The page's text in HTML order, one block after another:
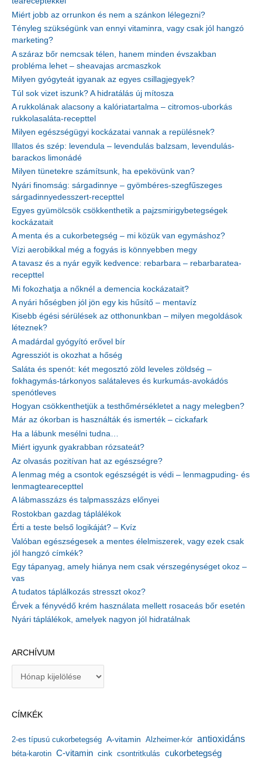
Miért jobb az orrunkon és nem a szánkon lélegezni?
Tényleg szükségünk van ennyi vitaminra, vagy csak jól hangzó
marketing?
A száraz bőr nemcsak télen, hanem minden évszakban
probléma lehet – sheavajas arcmaszkok
Milyen gyógyteát igyanak az egyes csillagjegyek?
Túl sok vizet iszunk? A hidratálás új mítosza
A rukkolának alacsony a kalóriatartalma – citromos-uborkás
rukkolasaláta-recepttel
Milyen egészségügyi kockázatai vannak a repülésnek?
Illatos és szép: levendula – levendulás balzsam, levendulás-
barackos limonádé
Milyen tünetekre számítsunk, ha epekövünk van?
Nyári finomság: sárgadinnye – gyömbéres-szegfűszeges
sárgadinnyedesszert-recepttel
Egyes gyümölcsök csökkenthetik a pajzsmirigybetegségek
kockázatait
A menta és a cukorbetegség – mi közük van egymáshoz?
Vízi aerobikkal még a fogyás is könnyebben megy
A tavasz és a nyár egyik kedvence: rebarbara – rebarbaratea-
recepttel
Mi fokozhatja a nőknél a demencia kockázatait?
A nyári hőségben jól jön egy kis hűsítő – mentavíz
Kisebb égési sérülések az otthonunkban – milyen megoldások
léteznek?
A madárdal gyógyító erővel bír
Agressziót is okozhat a hőség
Saláta és spenót: két megosztó zöld leveles zöldség –
fokhagymás-tárkonyos salátaleves és kurkumás-avokádós
spenótleves
Hogyan csökkenthetjük a testhőmérsékletet a nagy melegben?
Már az ókorban is használták és ismerték – cickafark
Ha a lábunk mesélni tudna…
Miért igyunk gyakrabban rózsateát?
Az olvasás pozitívan hat az egészségre?
A lenmag még a csontok egészségét is védi – lenmagpuding- és
lenmagtearecepttel
A lábmasszázs és talpmasszázs előnyei
Rostokban gazdag táplálékok
Érti a teste belső logikáját? – Kvíz
Valóban egészségesek a mentes élelmiszerek, vagy ezek csak
jól hangzó címkék?
Egy tápanyag, amely hiánya nem csak vérszegénységet okoz –
vas
A tudatos táplálkozás stresszt okoz?
Érvek a fényvédő krém használata mellett rosaceás bőr esetén
Nyári táplálékok, amelyek nagyon jól hidratálnak
ARCHÍVUM
í
u
m
CÍMKÉK
2-es típusú cukorbetegség A-vitamin Alzheimer-kór antioxidáns
béta-karotin C-vitamin cink csontritkulás cukorbetegség